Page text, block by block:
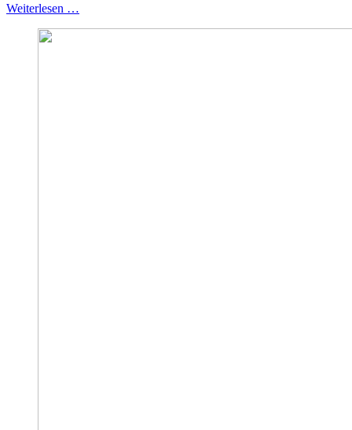
Weiterlesen …